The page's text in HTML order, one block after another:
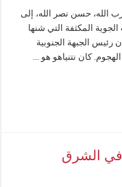
الله، حسن نصر الله، إلى
المكثفة التي شنها
رئيس الجبهة الجنوبية
كان نتنياهو هو ...
في الشرق